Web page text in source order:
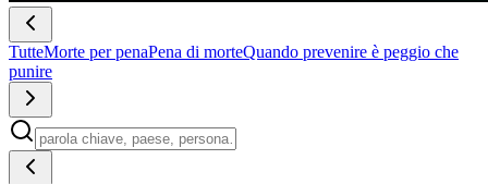
TutteMorte per penaPena di morteQuando prevenire è peggio che
punire